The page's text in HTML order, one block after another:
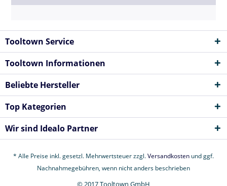
Tooltown Service
Tooltown Informationen
Beliebte Hersteller
Top Kategorien
Wir sind Idealo Partner
* Alle Preise inkl. gesetzl. Mehrwertsteuer zzgl.Versandkosten und ggf.
Nachnahmegebühren, wenn nicht anders beschrieben
© 2017 Tooltown GmbH